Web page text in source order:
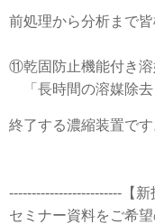
前処理から分析まで
⑪乾固防止機能付き溶
「長時間の溶媒除去
終了する濃縮装置です
-------------------------【
セミナー資料をご希